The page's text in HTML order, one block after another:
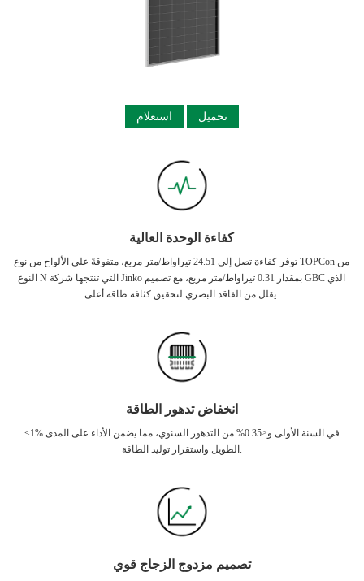
استعلام تحميل
كفاءة الوحدة العالية
توفر كفاءة تصل إلى 24.51 تيراواط/متر مربع، متفوقةً على الألواح من نوع TOPCon من
النوع N التي تنتجها شركة Jinko بمقدار 0.31 تيراواط/متر مربع، مع تصميم GBC الذي
انخفاض تدهور الطاقة
≤1% في السنة الأولى و≤0.35% من التدهور السنوي، مما يضمن الأداء على المدى
الطويل واستقرار توليد الطاقة.
تصميم مزدوج الزجاج قوي